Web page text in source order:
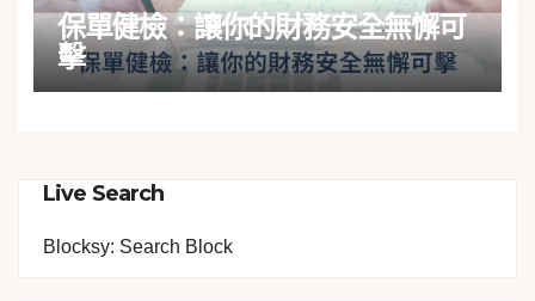
保單健檢：讓你的財務安全無懈可
擊
Live Search
Blocksy: Search Block